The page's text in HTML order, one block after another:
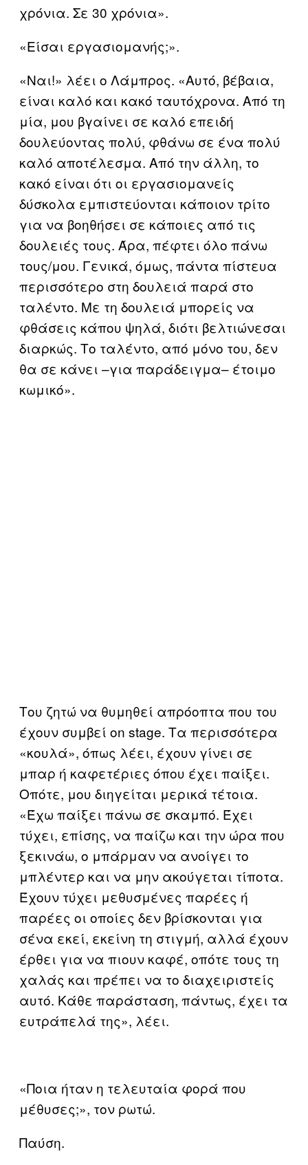
χρόνια. Σε 30 χρόνια».
«Είσαι εργασιομανής;».
«Ναι!» λέει ο Λάμπρος. «Αυτό, βέβαια,
είναι καλό και κακό ταυτόχρονα. Από τη
μία, μου βγαίνει σε καλό επειδή
δουλεύοντας πολύ, φθάνω σε ένα πολύ
καλό αποτέλεσμα. Από την άλλη, το
κακό είναι ότι οι εργασιομανείς
δύσκολα εμπιστεύονται κάποιον τρίτο
για να βοηθήσει σε κάποιες από τις
δουλειές τους. Άρα, πέφτει όλο πάνω
τους/μου. Γενικά, όμως, πάντα πίστευα
περισσότερο στη δουλειά παρά στο
ταλέντο. Με τη δουλειά μπορείς να
φθάσεις κάπου ψηλά, διότι βελτιώνεσαι
διαρκώς. Το ταλέντο, από μόνο του, δεν
θα σε κάνει –για παράδειγμα– έτοιμο
κωμικό».
Του ζητώ να θυμηθεί απρόοπτα που του
έχουν συμβεί on stage. Τα περισσότερα
«κουλά», όπως λέει, έχουν γίνει σε
μπαρ ή καφετέριες όπου έχει παίξει.
Οπότε, μου διηγείται μερικά τέτοια.
«Έχω παίξει πάνω σε σκαμπό. Έχει
τύχει, επίσης, να παίζω και την ώρα που
ξεκινάω, ο μπάρμαν να ανοίγει το
μπλέντερ και να μην ακούγεται τίποτα.
Έχουν τύχει μεθυσμένες παρέες ή
παρέες οι οποίες δεν βρίσκονται για
σένα εκεί, εκείνη τη στιγμή, αλλά έχουν
έρθει για να πιουν καφέ, οπότε τους τη
χαλάς και πρέπει να το διαχειριστείς
αυτό. Κάθε παράσταση, πάντως, έχει τα
ευτράπελά της», λέει.
«Ποια ήταν η τελευταία φορά που
μέθυσες;», τον ρωτώ.
Παύση.